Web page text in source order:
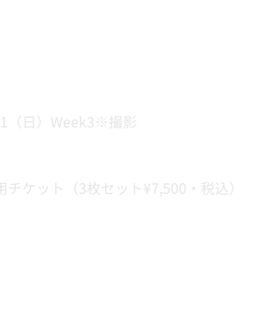
（日）Week3※撮影
ケット（3枚セット¥7,500・税込）